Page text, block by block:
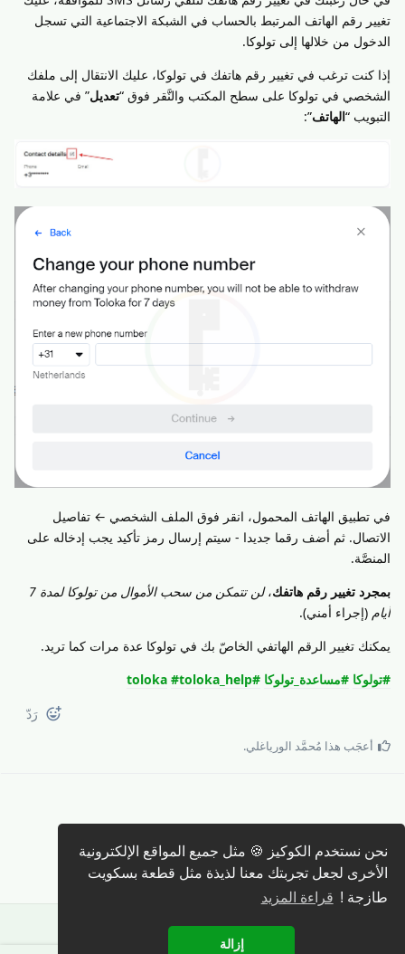
نحن نستخدم الكوكيز 🍪 مثل جميع المواقع الإلكترونية
الأخرى لجعل تجربتك معنا لذيذة مثل قطعة بسكويت
طازجة ! قراءة المزيد
إزالة
تغيير رقم الهاتف المرتبط بالحساب في الشبكة الاجتماعية التي تسجل
الدخول من خلالها إلى تولوكا.
إذا كنت ترغب في تغيير رقم هاتفك في تولوكا، عليك الانتقال إلى ملفك
الشخصي في تولوكا على سطح المكتب والنَّقر فوق “تعديل” في علامة
التبويب “الهاتف”:
في تطبيق الهاتف المحمول، انقر فوق الملف الشخصي ← تفاصيل
الاتصال. ثم أضف رقما جديدا - سيتم إرسال رمز تأكيد يجب إدخاله على
المنصَّة.
بمجرد تغيير رقم هاتفك،
لن تتمكن من سحب الأموال من تولوكا لمدة 7
أيام (إجراء أمني).
يمكنك تغيير الرقم الهاتفي الخاصّ بك في تولوكا عدة مرات كما تريد.
#تولوكا #مساعدة_تولوكا #toloka
#toloka_help
رَدّ
أعجَب هذا مُحمَّد الورياغلي.
كتابة رد 🖊️